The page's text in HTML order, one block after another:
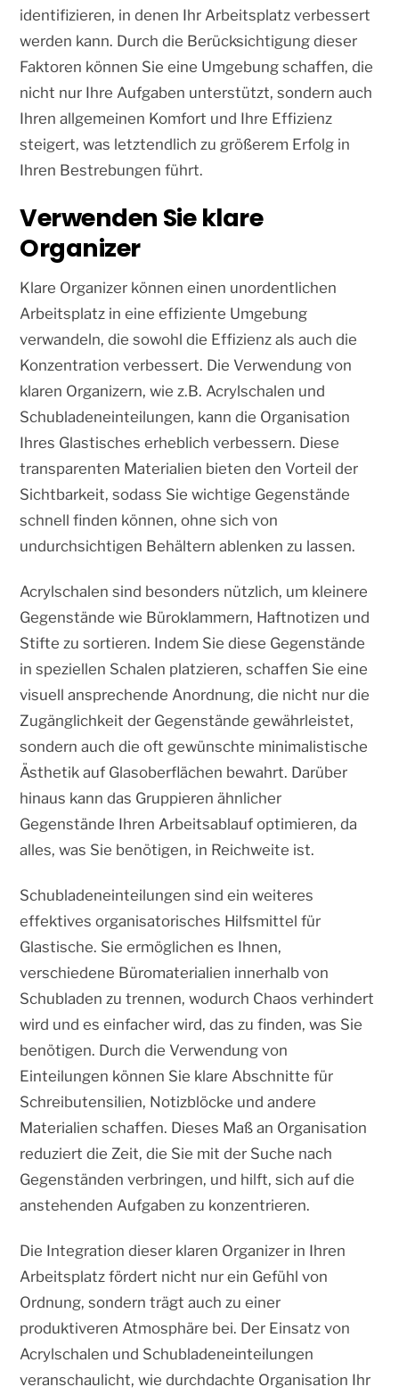
identifizieren, in denen Ihr Arbeitsplatz verbessert
werden kann. Durch die Berücksichtigung dieser
Faktoren können Sie eine Umgebung schaffen, die
nicht nur Ihre Aufgaben unterstützt, sondern auch
Ihren allgemeinen Komfort und Ihre Effizienz
steigert, was letztendlich zu größerem Erfolg in
Ihren Bestrebungen führt.
Verwenden Sie klare
Organizer
Klare Organizer können einen unordentlichen
Arbeitsplatz in eine effiziente Umgebung
verwandeln, die sowohl die Effizienz als auch die
Konzentration verbessert. Die Verwendung von
klaren Organizern, wie z.B. Acrylschalen und
Schubladeneinteilungen, kann die Organisation
Ihres Glastisches erheblich verbessern. Diese
transparenten Materialien bieten den Vorteil der
Sichtbarkeit, sodass Sie wichtige Gegenstände
schnell finden können, ohne sich von
undurchsichtigen Behältern ablenken zu lassen.
Acrylschalen sind besonders nützlich, um kleinere
Gegenstände wie Büroklammern, Haftnotizen und
Stifte zu sortieren. Indem Sie diese Gegenstände
in speziellen Schalen platzieren, schaffen Sie eine
visuell ansprechende Anordnung, die nicht nur die
Zugänglichkeit der Gegenstände gewährleistet,
sondern auch die oft gewünschte minimalistische
Ästhetik auf Glasoberflächen bewahrt. Darüber
hinaus kann das Gruppieren ähnlicher
Gegenstände Ihren Arbeitsablauf optimieren, da
alles, was Sie benötigen, in Reichweite ist.
Schubladeneinteilungen sind ein weiteres
effektives organisatorisches Hilfsmittel für
Glastische. Sie ermöglichen es Ihnen,
verschiedene Büromaterialien innerhalb von
Schubladen zu trennen, wodurch Chaos verhindert
wird und es einfacher wird, das zu finden, was Sie
benötigen. Durch die Verwendung von
Einteilungen können Sie klare Abschnitte für
Schreibutensilien, Notizblöcke und andere
Materialien schaffen. Dieses Maß an Organisation
reduziert die Zeit, die Sie mit der Suche nach
Gegenständen verbringen, und hilft, sich auf die
anstehenden Aufgaben zu konzentrieren.
Die Integration dieser klaren Organizer in Ihren
Arbeitsplatz fördert nicht nur ein Gefühl von
Ordnung, sondern trägt auch zu einer
produktiveren Atmosphäre bei. Der Einsatz von
Acrylschalen und Schubladeneinteilungen
veranschaulicht, wie durchdachte Organisation Ihr